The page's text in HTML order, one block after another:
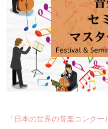
「日本の世界の音楽コンク